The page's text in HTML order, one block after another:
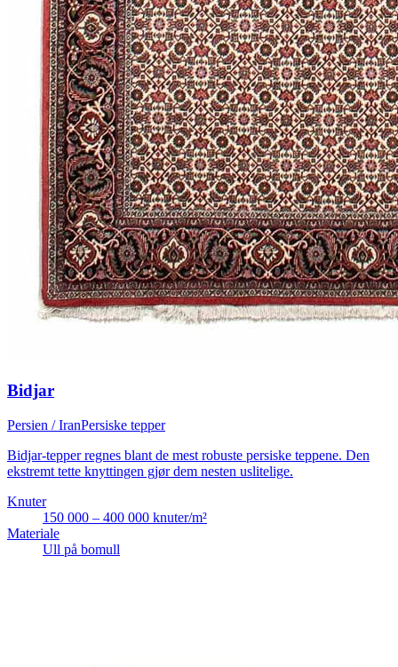
Bidjar
Persien / IranPersiske tepper
Bidjar-tepper regnes blant de mest robuste persiske teppene. Den
ekstremt tette knyttingen gjør dem nesten uslitelige.
Knuter
150 000 – 400 000 knuter/m²
Materiale
Ull på bomull